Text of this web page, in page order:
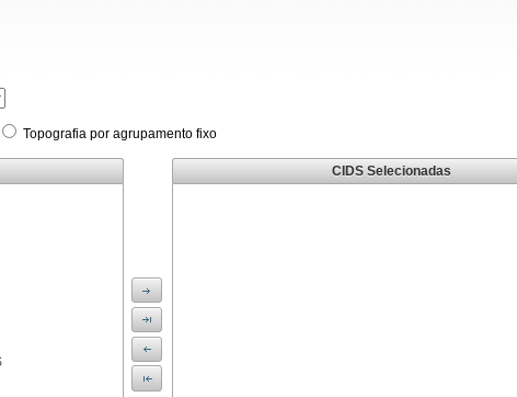
Topografia por agrupamento fixo
CIDS Selecionadas